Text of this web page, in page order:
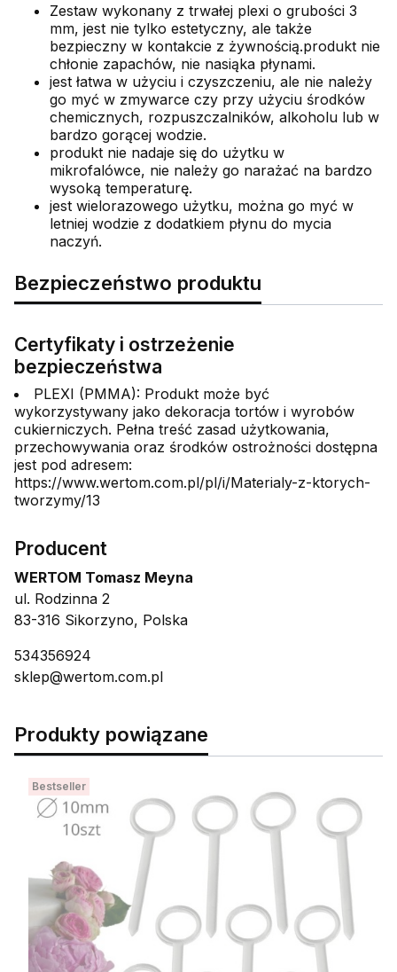
Zestaw wykonany z trwałej plexi o grubości 3
mm, jest nie tylko estetyczny, ale także
bezpieczny w kontakcie z żywnością.produkt nie
chłonie zapachów, nie nasiąka płynami.
jest łatwa w użyciu i czyszczeniu, ale nie należy
go myć w zmywarce czy przy użyciu środków
chemicznych, rozpuszczalników, alkoholu lub w
bardzo gorącej wodzie.
produkt nie nadaje się do użytku w
mikrofalówce, nie należy go narażać na bardzo
wysoką temperaturę.
jest wielorazowego użytku, można go myć w
letniej wodzie z dodatkiem płynu do mycia
naczyń.
Bezpieczeństwo produktu
Certyfikaty i ostrzeżenie
bezpieczeństwa
PLEXI (PMMA): Produkt może być
wykorzystywany jako dekoracja tortów i wyrobów
cukierniczych. Pełna treść zasad użytkowania,
przechowywania oraz środków ostrożności dostępna
jest pod adresem:
https://www.wertom.com.pl/pl/i/Materialy-z-ktorych-
tworzymy/13
Producent
WERTOM Tomasz Meyna
ul. Rodzinna 2
83-316 Sikorzyno, Polska
534356924
sklep@wertom.com.pl
Produkty powiązane
Bestseller